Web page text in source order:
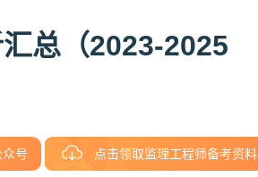
总（2023-2025
号 点击领取监理工程师备考资料